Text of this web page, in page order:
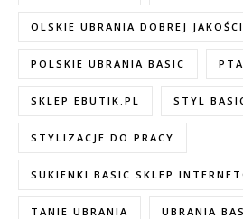
OLSKIE UBRANIA DOBREJ JAKOŚCI
POLSKIE UBRANIA BASIC
SKLEP EBUTIK.PL STYL
STYLIZACJE DO PRACY
SUKIENKI BASIC SKLEP
TANIE UBRANIA UBRANIA